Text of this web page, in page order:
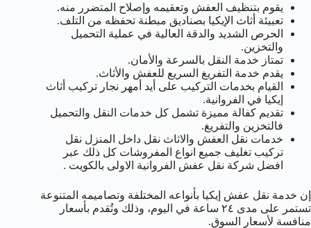
يقوم بتنظيف العفش وتعقيمه وإصلاح المتضرر منه.
تعبيئة أثاث الإيكيا بصناديق مبطنة تحفظه من التلف.
الحرص الشديد والدقة العالية في عملية التحميل
والتخزين.
تمتاز خدمة النقل بالسرعة والأمان.
يقدم خدمة التفريغ السريع للعفش والأثاث.
القيام بخدمات التركيب على أيد أمهر نجار تركيب أثاث
إيكيا في الفروانية.
تقديم كفالة مميزة تشمل كل خدمات النقل والتحميل
فالتخزين والتفريغ.
خدمات نقل العفش والاثاث نقل داخل المنزل نقل
تركيب تغليف جميع انواع المفروشات كل ذلك عبر
افضل شركة نقل عفش الفروانية الاولى بالكويت .
إن خدمة نقل عفش إيكيا بأنواعه المختلفة وتصاميمه المتنوعة
تستمر على مدى ٢٤ ساعة في اليوم، وذلك وتُقدم بأسعار
منافسة لأسعار السوق.